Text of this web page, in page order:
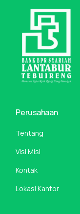
Perusahaan
Tentang
Visi Misi
Kontak
Lokasi Kantor